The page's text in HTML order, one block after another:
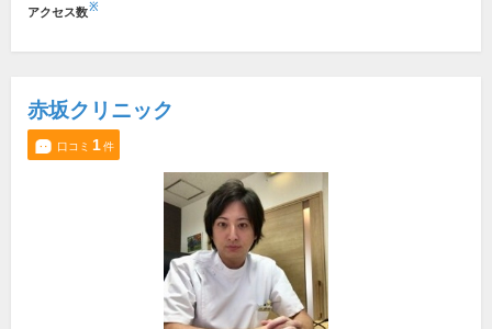
アクセス数※
赤坂クリニック
口コミ 1件